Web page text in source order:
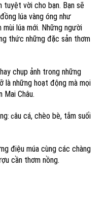
tuyệt vời cho bạn. Bạn sẽ
lúa vàng óng như
lúa mới. Những người
thức những đặc sản thơm
chụp ảnh trong những
là những hoạt động mà mọi
Mai Châu.
: câu cá, chèo bè, tắm suối
điệu múa cùng các chàng
cần thơm nồng.